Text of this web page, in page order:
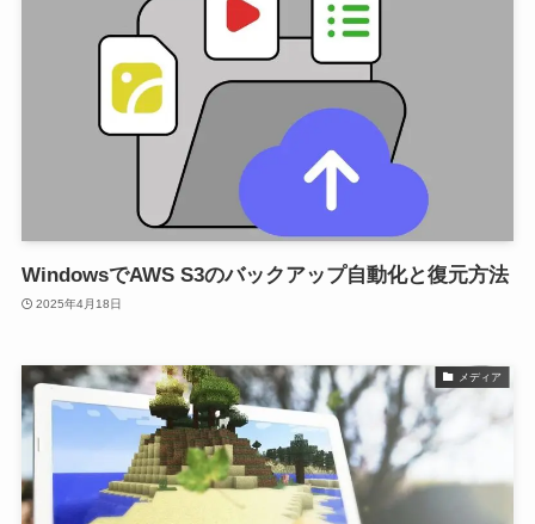
WindowsでAWS S3のバックアップ自動化と復元方法
2025年4月18日
メディア